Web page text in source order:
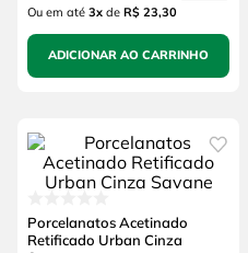
Ou em até 3xde R$ 23,30
ADICIONAR AO CARRINHO
Porcelanatos Acetinado
Retificado Urban Cinza